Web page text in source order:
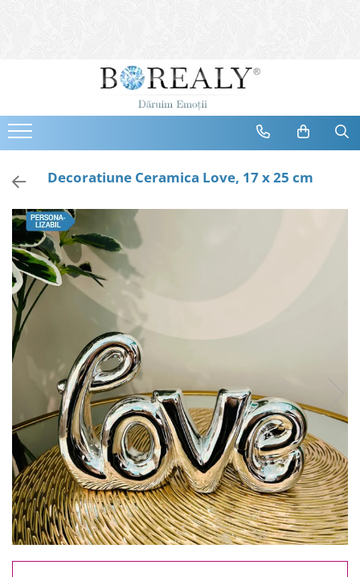
Bijuterii
Cercei
Bratari
Coliere
Brose
Tiare
Destinatari
Bijuterii Femei
Bijuterii Copii
Bijuterii Mirese
Selectii
Reduceri
Cele mai noi
Cele mai vandute
Cele mai votate
Cu video
Pret
0 Lei - 100 Lei
100 Lei - 200 Lei
200 Lei - 300 Lei
300 Lei - 500 Lei
Decoratiune Ceramica Love, 17 x 25 cm